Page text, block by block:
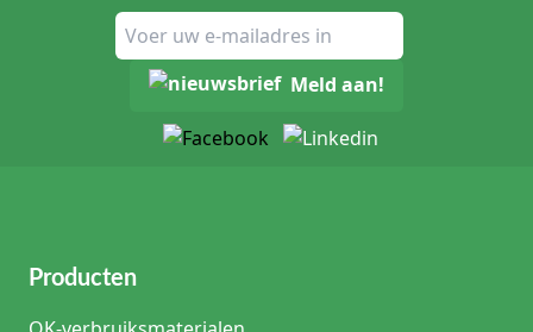
Meld aan!
Producten